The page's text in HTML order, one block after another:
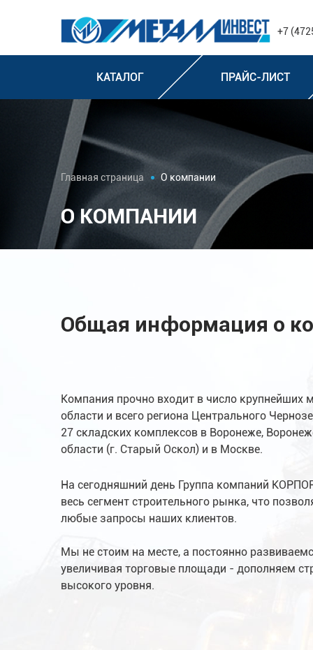
+7
КАТАЛОГ ПРАЙС-ЛИСТ
Главная страница О компании
О КОМПАНИИ
Общая информация о
Компания прочно входит в число крупнейших
области и всего региона Центрального
27 складских комплексов в Воронеже,
области (г. Старый Оскол) и в Москве.
На сегодняшний день Группа компаний
весь сегмент строительного рынка, что
любые запросы наших клиентов.
Мы не стоим на месте, а постоянно
увеличивая торговые площади - дополняем
высокого уровня.